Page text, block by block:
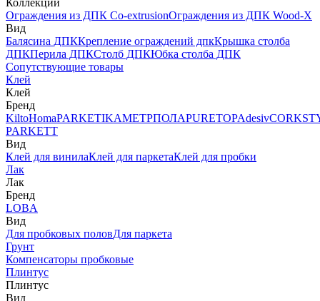
Коллекции
Ограждения из ДПК Co-extrusionОграждения из ДПК Wood-X
Вид
Балясина ДПККрепление ограждений дпкКрышка столба
ДПКПерила ДПКСтолб ДПКЮбка столба ДПК
Сопутствующие товары
Клей
Клей
Бренд
KiltoHomaPARKETIKAМЕТРПОЛАPURETOPAdesiv
PARKETT
Вид
Клей для винилаКлей для паркетаКлей для пробки
Лак
Лак
Бренд
LOBA
Вид
Для пробковых половДля паркета
Грунт
Компенсаторы пробковые
Плинтус
Плинтус
Вид